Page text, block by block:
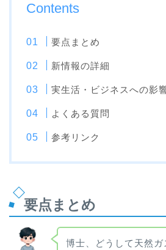
Contents
要点まとめ
新情報の詳細
実生活・ビジネスへの影
よくある質問
参考リンク
要点まとめ
博士、どうして天然